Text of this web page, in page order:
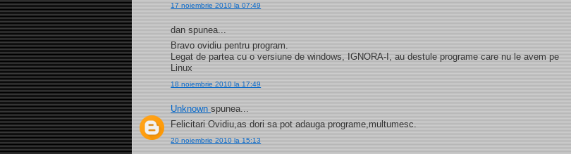
17 noiembrie 2010 la 07:49
dan spunea...
Bravo ovidiu pentru program.
Legat de partea cu o versiune de windows, IGNORA-I, au destule programe care nu le avem pe
Linux
18 noiembrie 2010 la 17:49
Unknownspunea...
Felicitari Ovidiu,as dori sa pot adauga programe,multumesc.
20 noiembrie 2010 la 15:13